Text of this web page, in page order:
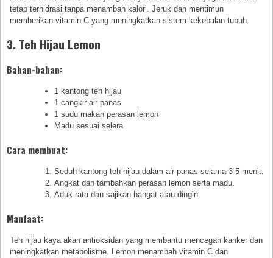
tetap terhidrasi tanpa menambah kalori. Jeruk dan mentimun
memberikan vitamin C yang meningkatkan sistem kekebalan tubuh.
3. Teh Hijau Lemon
Bahan-bahan:
1 kantong teh hijau
1 cangkir air panas
1 sudu makan perasan lemon
Madu sesuai selera
Cara membuat:
Seduh kantong teh hijau dalam air panas selama 3-5 menit.
Angkat dan tambahkan perasan lemon serta madu.
Aduk rata dan sajikan hangat atau dingin.
Manfaat:
Teh hijau kaya akan antioksidan yang membantu mencegah kanker dan
meningkatkan metabolisme. Lemon menambah vitamin C dan